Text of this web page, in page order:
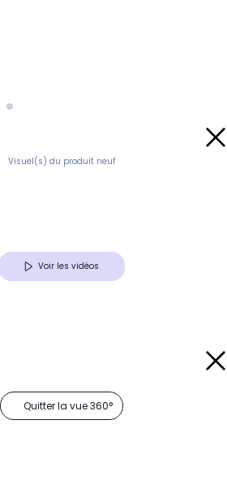
Visuel(s) du produit neuf
Voir les vidéos
Quitter la vue 360°